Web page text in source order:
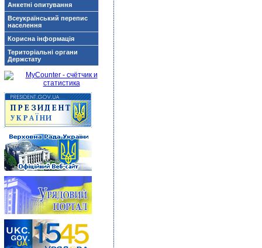
Анкетні опитування
Всеукраїнський перепис
населення
Корисна інформація
Територіальні органи
Держстату